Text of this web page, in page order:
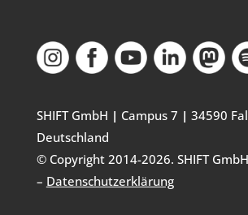
SHIFT GmbH | Campus 7 | 34590
Deutschland
© Copyright 2014-2026. SHIFT
– Datenschutzerklärung